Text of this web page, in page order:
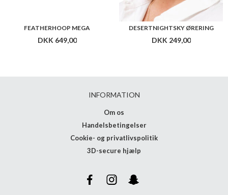
FEATHERHOOP MEGA
DKK 649,00
DESERTNIGHTSKY ØRERING
DKK 249,00
INFORMATION
Om os
Handelsbetingelser
Cookie- og privatlivspolitik
3D-secure hjælp